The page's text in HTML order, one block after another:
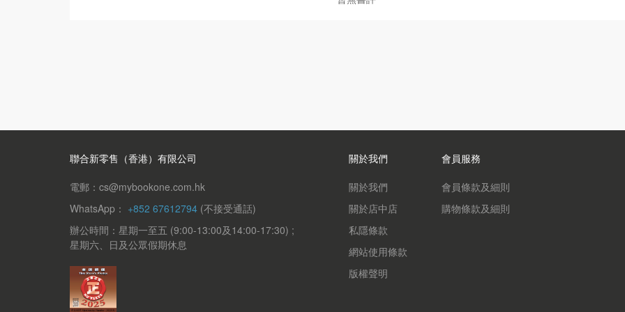
聯合新零售（香港）有限公司
電郵：cs@mybookone.com.hk
WhatsApp： +852 67612794 (不接受通話)
辦公時間：星期一至五 (9:00-13:00及14:00-17:30) ;
星期六、日及公眾假期休息
關於我們
關於我們
關於店中店
私隱條款
網站使用條款
版權聲明
會員服務
會員條款及細則
購物條款及細則